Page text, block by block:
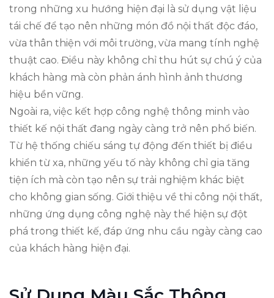
trong những xu hướng hiện đại là sử dụng vật liệu
tái chế để tạo nên những món đồ nội thất độc đáo,
vừa thân thiện với môi trường, vừa mang tính nghệ
thuật cao. Điều này không chỉ thu hút sự chú ý của
khách hàng mà còn phản ánh hình ảnh thương
hiệu bền vững.
Ngoài ra, việc kết hợp công nghệ thông minh vào
thiết kế nội thất đang ngày càng trở nên phổ biến.
Từ hệ thống chiếu sáng tự động đến thiết bị điều
khiển từ xa, những yếu tố này không chỉ gia tăng
tiện ích mà còn tạo nên sự trải nghiệm khác biệt
cho không gian sống. Giới thiệu về thi công nội thất,
những ứng dụng công nghệ này thể hiện sự đột
phá trong thiết kế, đáp ứng nhu cầu ngày càng cao
của khách hàng hiện đại.